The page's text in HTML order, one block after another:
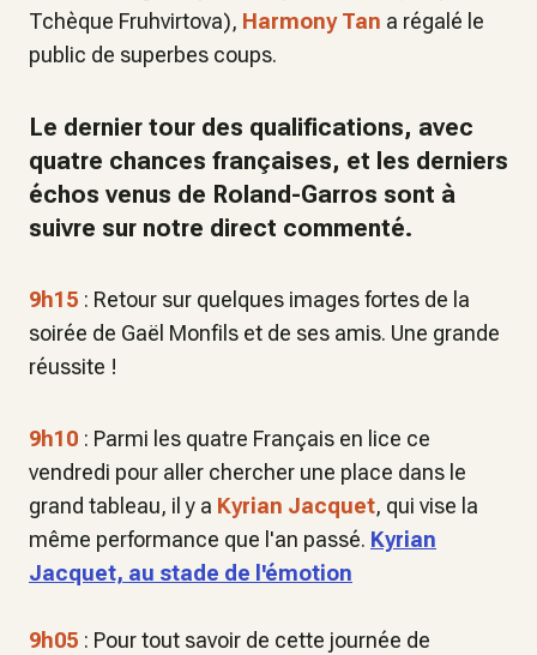
Tchèque Fruhvirtova), Harmony Tan a régalé le
public de superbes coups.
Le dernier tour des qualifications, avec
quatre chances françaises, et les derniers
échos venus de Roland-Garros sont à
suivre sur notre direct commenté.
9h15 : Retour sur quelques images fortes de la
soirée de Gaël Monfils et de ses amis. Une grande
réussite !
9h10 : Parmi les quatre Français en lice ce
vendredi pour aller chercher une place dans le
grand tableau, il y a Kyrian Jacquet, qui vise la
même performance que l'an passé. Kyrian
Jacquet, au stade de l'émotion
9h05 : Pour tout savoir de cette journée de